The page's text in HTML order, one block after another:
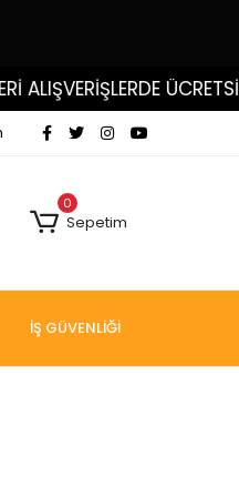
ÜCRETSİZ
0
Sepetim
İŞ GÜVENLİĞİ